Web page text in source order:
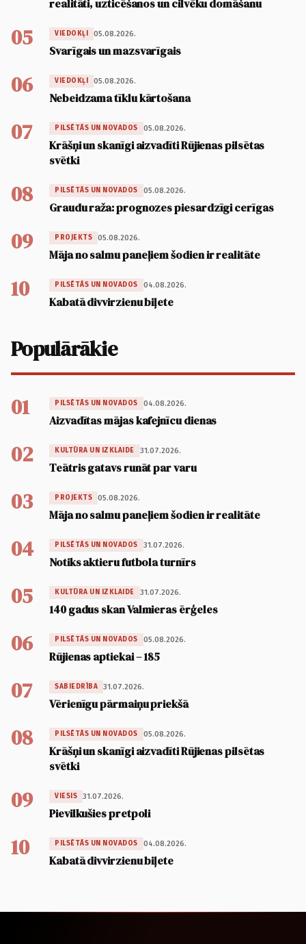
realitāti, uzticēšanos un cilvēku domāšanu
05 VIEDOKĻI 05.08.2026.
Svarīgais un mazsvarīgais
06 VIEDOKĻI 05.08.2026.
Nebeidzama tīklu kārtošana
07 PILSĒTĀS UN NOVADOS 05.08.2026.
Krāšņi un skanīgi aizvadīti Rūjienas pilsētas
svētki
08 PILSĒTĀS UN NOVADOS 05.08.2026.
Graudu raža: prognozes piesardzīgi cerīgas
09 PROJEKTS 05.08.2026.
Māja no salmu paneļiem šodien ir realitāte
10 PILSĒTĀS UN NOVADOS 04.08.2026.
Kabatā divvirzienu biļete
Populārākie
01 PILSĒTĀS UN NOVADOS 04.08.2026.
Aizvadītas mājas kafejnīcu dienas
02 KULTŪRA UN IZKLAIDE 31.07.2026.
Teātris gatavs runāt par varu
03 PROJEKTS 05.08.2026.
Māja no salmu paneļiem šodien ir realitāte
04 PILSĒTĀS UN NOVADOS 31.07.2026.
Notiks aktieru futbola turnīrs
05 KULTŪRA UN IZKLAIDE 31.07.2026.
140 gadus skan Valmieras ērģeles
06 PILSĒTĀS UN NOVADOS 05.08.2026.
Rūjienas aptiekai – 185
07 SABIEDRĪBA 31.07.2026.
Vērienīgu pārmaiņu priekšā
08 PILSĒTĀS UN NOVADOS 05.08.2026.
Krāšņi un skanīgi aizvadīti Rūjienas pilsētas
svētki
09 VIESIS 31.07.2026.
Pievilkušies pretpoli
10 PILSĒTĀS UN NOVADOS 04.08.2026.
Kabatā divvirzienu biļete